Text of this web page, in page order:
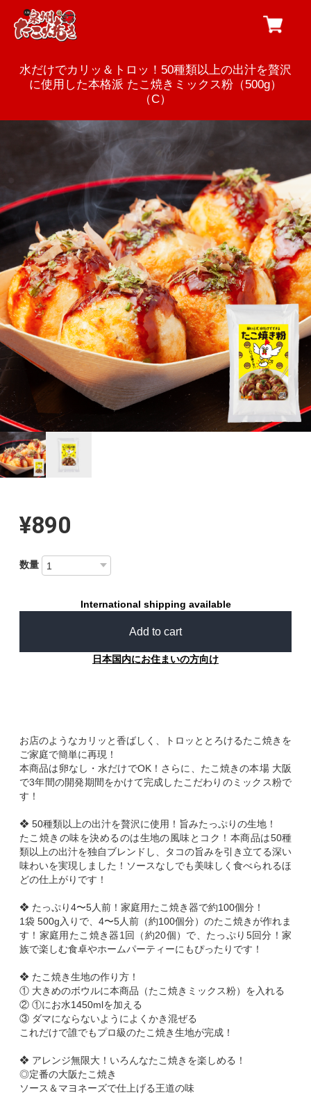
水だけでカリッ＆トロッ！50種類以上の出汁を贅沢
に使用した本格派 たこ焼きミックス粉（500g）
（C）
¥890
数量
International shipping available
Add to cart
日本国内にお住まいの方向け
お店のようなカリッと香ばしく、トロッととろけるたこ焼きを
ご家庭で簡単に再現！
本商品は卵なし・水だけでOK！さらに、たこ焼きの本場 大阪
で3年間の開発期間をかけて完成したこだわりのミックス粉で
す！
❖ 50種類以上の出汁を贅沢に使用！旨みたっぷりの生地！
たこ焼きの味を決めるのは生地の風味とコク！本商品は50種
類以上の出汁を独自ブレンドし、タコの旨みを引き立てる深い
味わいを実現しました！ソースなしでも美味しく食べられるほ
どの仕上がりです！
❖ たっぷり4〜5人前！家庭用たこ焼き器で約100個分！
1袋 500g入りで、4〜5人前（約100個分）のたこ焼きが作れま
す！家庭用たこ焼き器1回（約20個）で、たっぷり5回分！家
族で楽しむ食卓やホームパーティーにもぴったりです！
❖ たこ焼き生地の作り方！
① 大きめのボウルに本商品（たこ焼きミックス粉）を入れる
② ①にお水1450mlを加える
③ ダマにならないようによくかき混ぜる
これだけで誰でもプロ級のたこ焼き生地が完成！
❖ アレンジ無限大！いろんなたこ焼きを楽しめる！
◎定番の大阪たこ焼き
ソース＆マヨネーズで仕上げる王道の味